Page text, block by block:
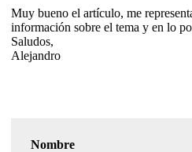
Muy bueno el artículo, me
información sobre el tema y en lo
Saludos,
Alejandro
Nombre